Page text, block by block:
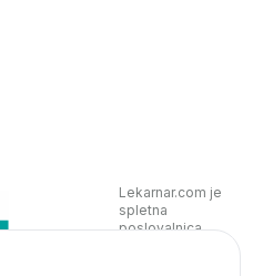
Lekarnar.com je
spletna
poslovalnica